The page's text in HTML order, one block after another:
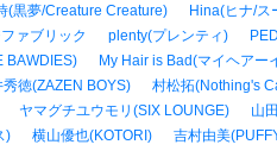
(黒夢/Creature Creature) Hina(ヒナ/ス
ァブリック plenty(プレンティ)
BAWDIES) My Hair is Bad(マイヘアー
秀徳(ZAZEN BOYS) 村松拓(Nothing's
ヤマグチユウモリ(SIX LOUNGE) 山
) 横山優也(KOTORI) 吉村由美